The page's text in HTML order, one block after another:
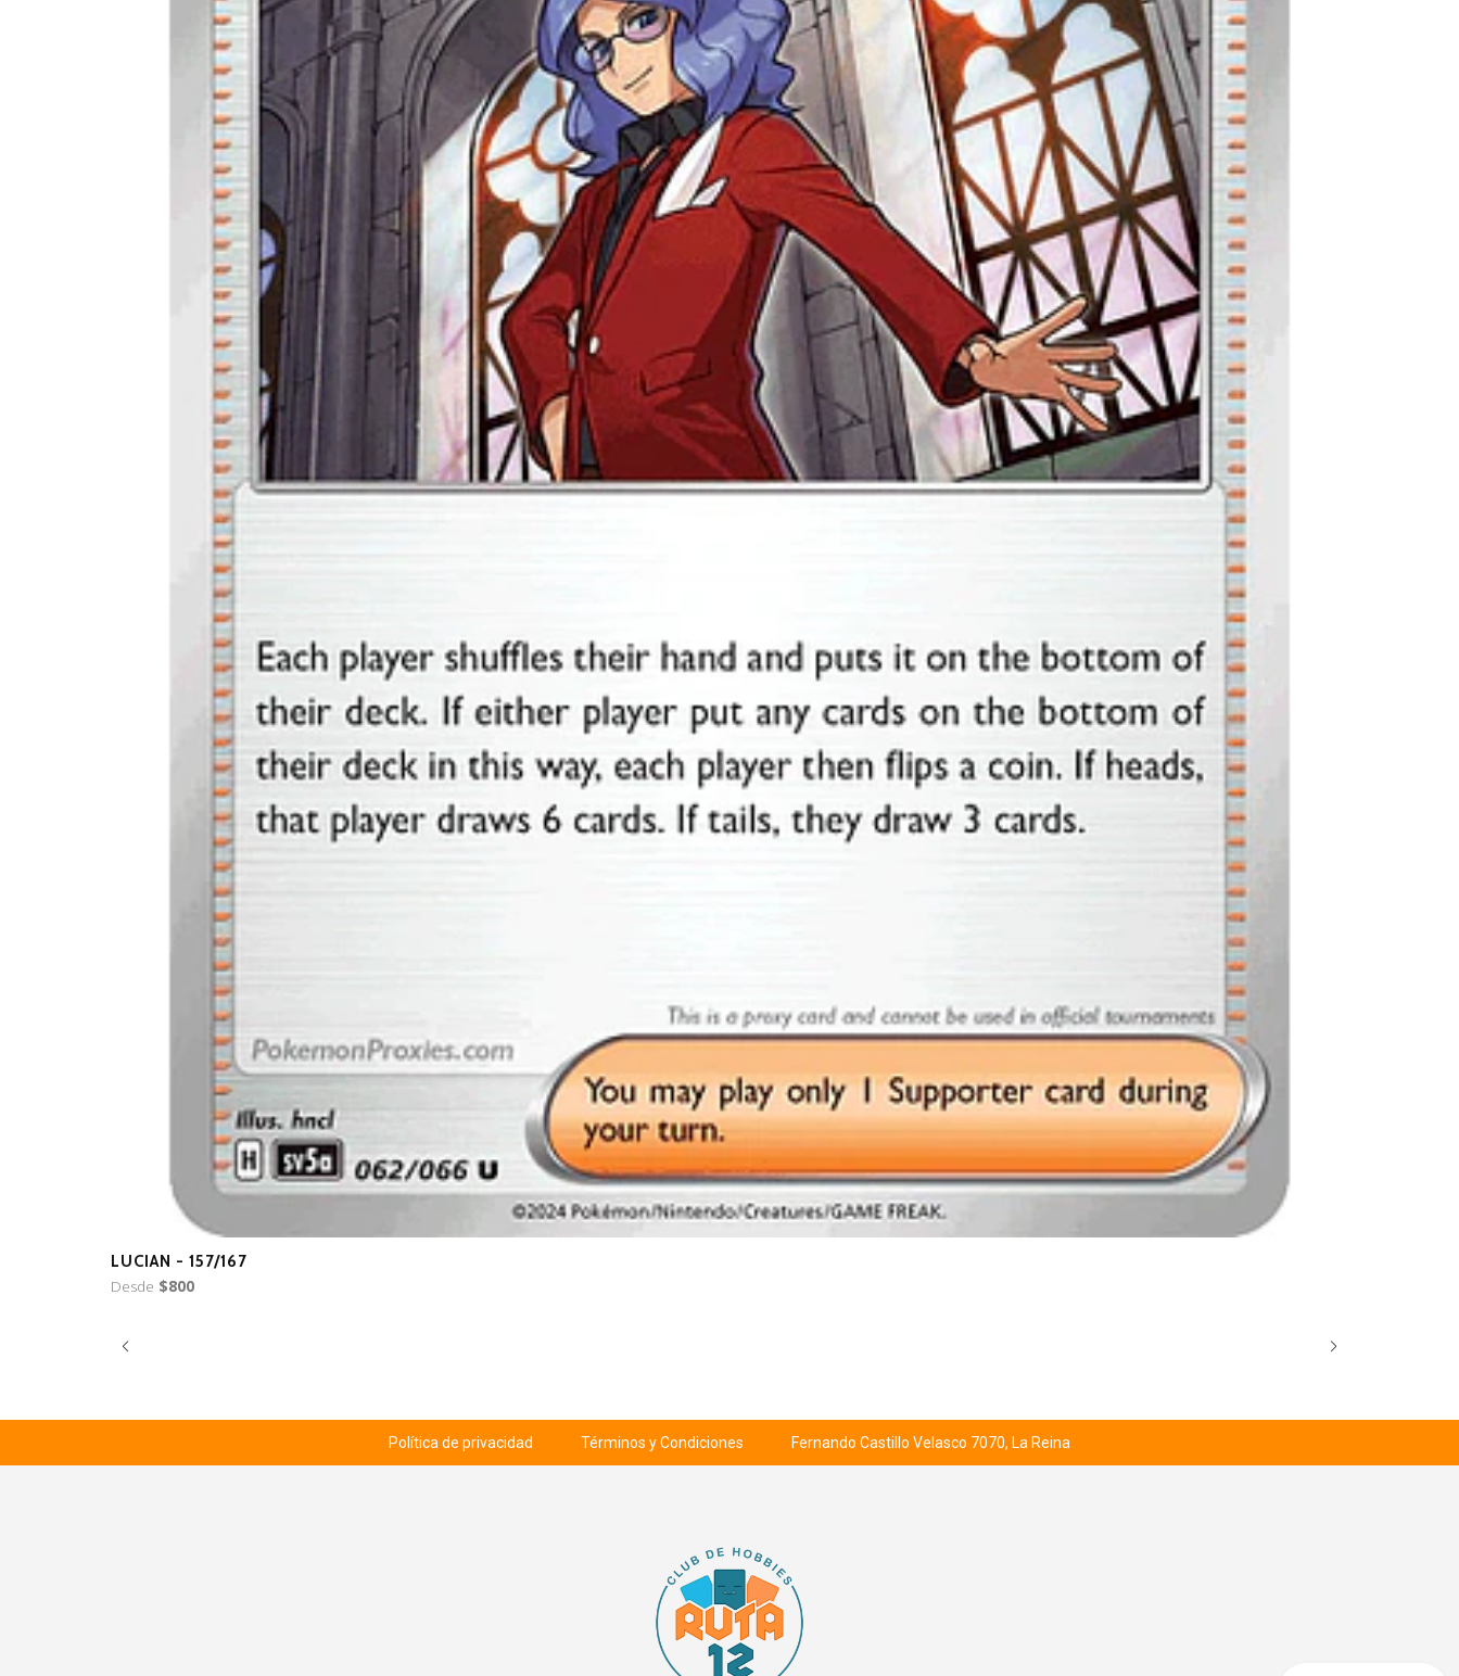
LUCIAN - 157/167
Desde $800
Política de privacidad Términos y Condiciones Fernando Castillo Velasco 7070, La Reina